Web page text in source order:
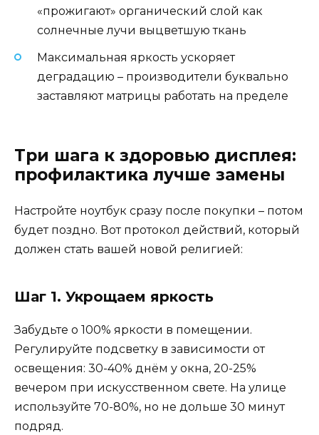
«прожигают» органический слой как
солнечные лучи выцветшую ткань
Максимальная яркость ускоряет
деградацию – производители буквально
заставляют матрицы работать на пределе
Три шага к здоровью дисплея:
профилактика лучше замены
Настройте ноутбук сразу после покупки – потом
будет поздно. Вот протокол действий, который
должен стать вашей новой религией:
Шаг 1. Укрощаем яркость
Забудьте о 100% яркости в помещении.
Регулируйте подсветку в зависимости от
освещения: 30-40% днём у окна, 20-25%
вечером при искусственном свете. На улице
используйте 70-80%, но не дольше 30 минут
подряд.